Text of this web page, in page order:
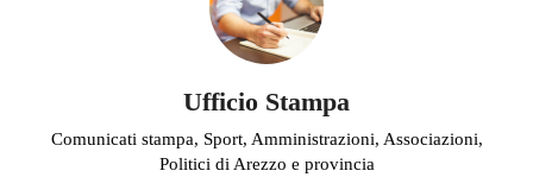
Ufficio Stampa
Comunicati stampa, Sport, Amministrazioni, Associazioni,
Politici di Arezzo e provincia